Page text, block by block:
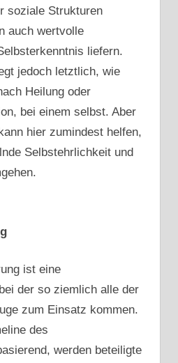
soziale Strukturen
auch wertvolle
liefern.
jedoch letztlich, wie
Heilung oder
bei einem selbst. Aber
hier zumindest helfen,
Selbstehrlichkeit und
ist eine
der so ziemlich alle der
zum Einsatz kommen.
des
werden beteiligte